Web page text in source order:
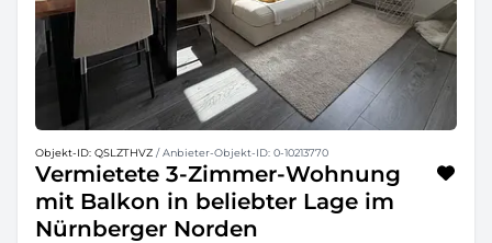
Objekt-ID: QSLZTHVZ / Anbieter-Objekt-ID: 0-10213770
Vermietete 3-Zimmer-Wohnung
mit Balkon in beliebter Lage im
Nürnberger Norden